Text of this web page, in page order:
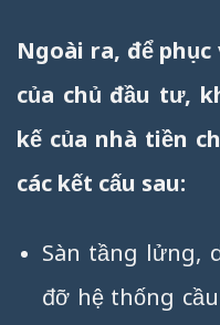
Ngoài ra, để
của chủ đầu tư,
kế của nhà tiền
các kết cấu sau:
Sàn tầng lửng,
đỡ hệ thống